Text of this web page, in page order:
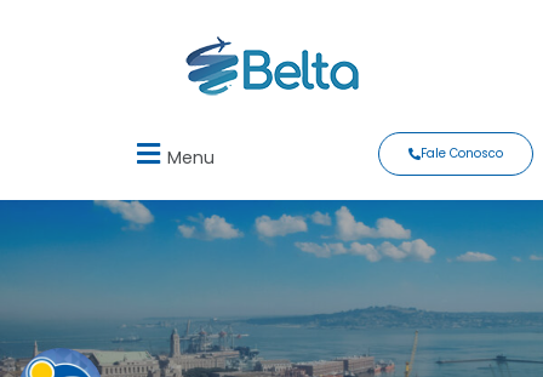
Menu Fale Conosco